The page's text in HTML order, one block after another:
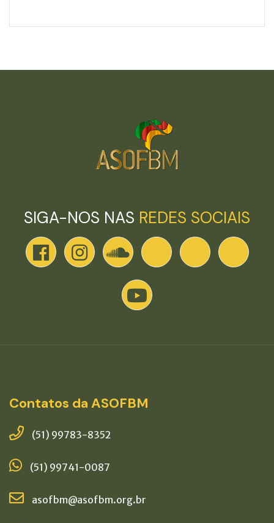
SIGA-NOS NAS REDES SOCIAIS
Contatos da ASOFBM
(51) 99783-8352
(51) 99741-0087
asofbm@asofbm.org.br